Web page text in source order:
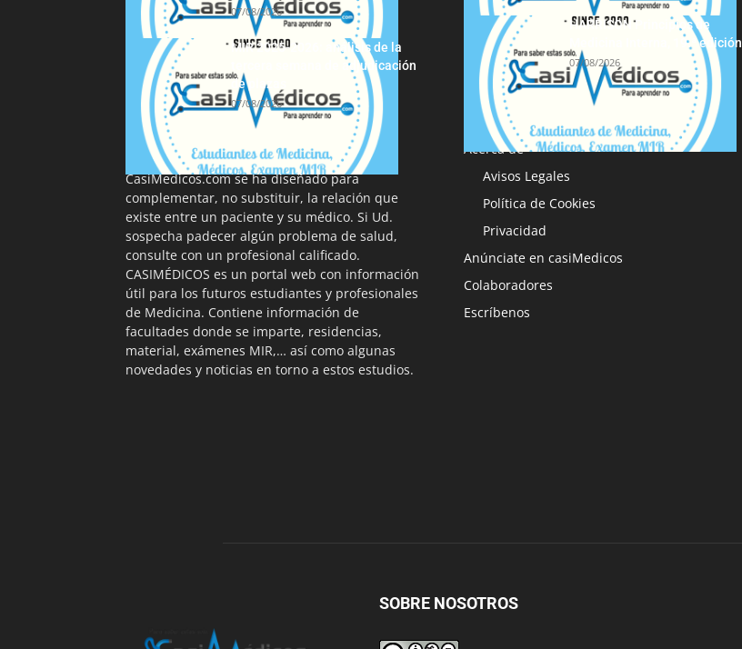
07/08/2026
MIR 2025-2026: análisis de la
tercera semana de adjudicación
de plazas
07/08/2026
La información proporcionada en
CasiMedicos.com se ha diseñado para
complementar, no substituir, la relación que
existe entre un paciente y su médico. Si Ud.
sospecha padecer algún problema de salud,
consulte con un profesional calificado.
CASIMÉDICOS es un portal web con información
útil para los futuros estudiantes y profesionales
de Medicina. Contiene información de
facultades donde se imparte, residencias,
material, exámenes MIR,… así como algunas
novedades y noticias en torno a estos estudios.
HARRISON Principios de
Medicina Interna, 19.ª edición
07/08/2026
Acerca de
Avisos Legales
Política de Cookies
Privacidad
Anúnciate en casiMedicos
Colaboradores
Escríbenos
SOBRE NOSOTROS